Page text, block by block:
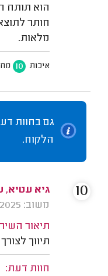
הוא תותח
חותר
מלאות.
איכות 10
גם בחוות
הלקוח.
גיא עטיא,
משוב: 18/03/2025
תיאור
תיווך
חוות דעת:
10